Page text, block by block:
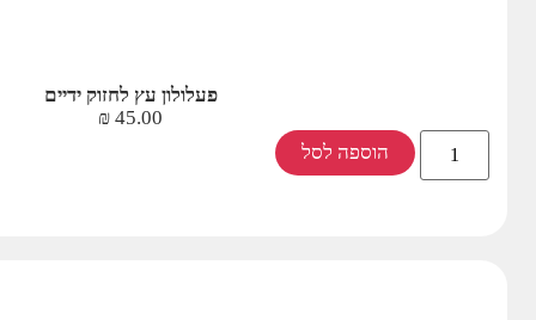
פעלולון עץ לחזוק ידיים
45.00
₪
הוספה לסל